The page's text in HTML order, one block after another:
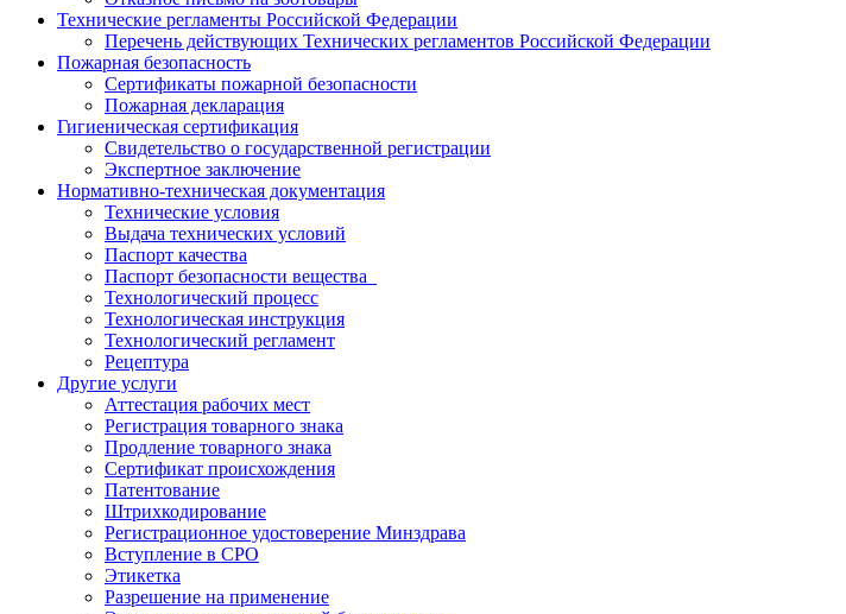
Технические регламенты Российской Федерации
Перечень действующих Технических регламентов Российской Федерации
Пожарная безопасность
Сертификаты пожарной безопасности
Пожарная декларация
Гигиеническая сертификация
Свидетельство о государственной регистрации
Экспертное заключение
Нормативно-техническая документация
Технические условия
Выдача технических условий
Паспорт качества
Паспорт безопасности вещества
Технологический процесс
Технологическая инструкция
Технологический регламент
Рецептура
Другие услуги
Аттестация рабочих мест
Регистрация товарного знака
Продление товарного знака
Сертификат происхождения
Патентование
Штрихкодирование
Регистрационное удостоверение Минздрава
Вступление в СРО
Этикетка
Разрешение на применение